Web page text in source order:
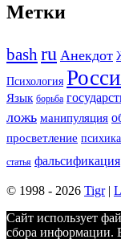
Метки
bashru Анекдот
Психология
Язык борьба
ложь манипуляция
просветление психика
статья фальсификация
© 1998 - 2026 Tigr|
Сайт использует
сбора информации.